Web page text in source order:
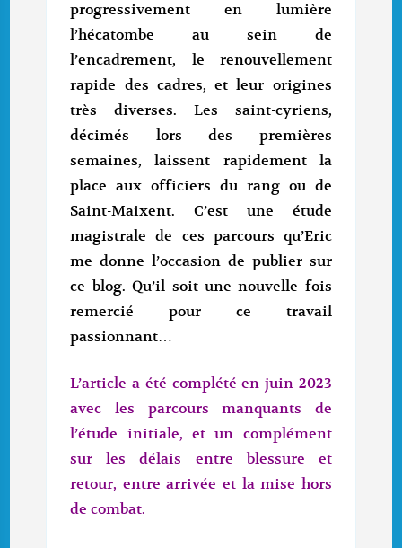
progressivement en lumière
l’hécatombe au sein de
l’encadrement, le renouvellement
rapide des cadres, et leur origines
très diverses. Les saint-cyriens,
décimés lors des premières
semaines, laissent rapidement la
place aux officiers du rang ou de
Saint-Maixent. C’est une étude
magistrale de ces parcours qu’Eric
me donne l’occasion de publier sur
ce blog. Qu’il soit une nouvelle fois
remercié pour ce travail
passionnant…
L’article a été complété en juin 2023
avec les parcours manquants de
l’étude initiale, et un complément
sur les délais entre blessure et
retour, entre arrivée et la mise hors
de combat.